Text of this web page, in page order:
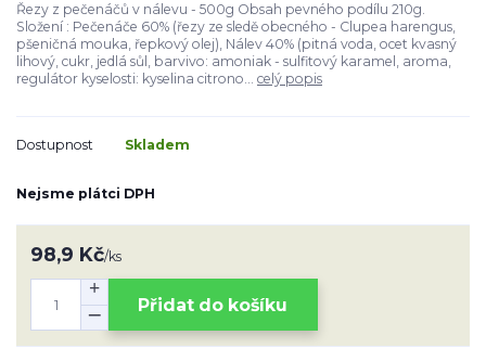
Řezy z pečenáčů v nálevu - 500g Obsah pevného podílu 210g.
Složení : Pečenáče 60% (řezy ze sledě obecného - Clupea harengus,
pšeničná mouka, řepkový olej), Nálev 40% (pitná voda, ocet kvasný
lihový, cukr, jedlá sůl, barvivo: amoniak - sulfitový karamel, aroma,
regulátor kyselosti: kyselina citrono... celý popis
Dostupnost Skladem
Nejsme plátci DPH
98,9 Kč/ks
Přidat do košíku